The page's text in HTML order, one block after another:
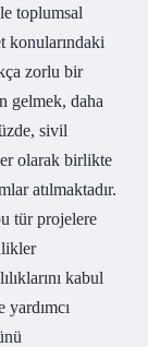
toplumsal
konularındaki
zorlu bir
gelmek, daha
sivil
olarak birlikte
atılmaktadır.
tür projelere
kabul